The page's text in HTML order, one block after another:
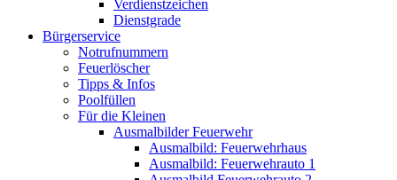
Verdienstzeichen
Dienstgrade
Bürgerservice
Notrufnummern
Feuerlöscher
Tipps & Infos
Poolfüllen
Für die Kleinen
Ausmalbilder Feuerwehr
Ausmalbild: Feuerwehrhaus
Ausmalbild: Feuerwehrauto 1